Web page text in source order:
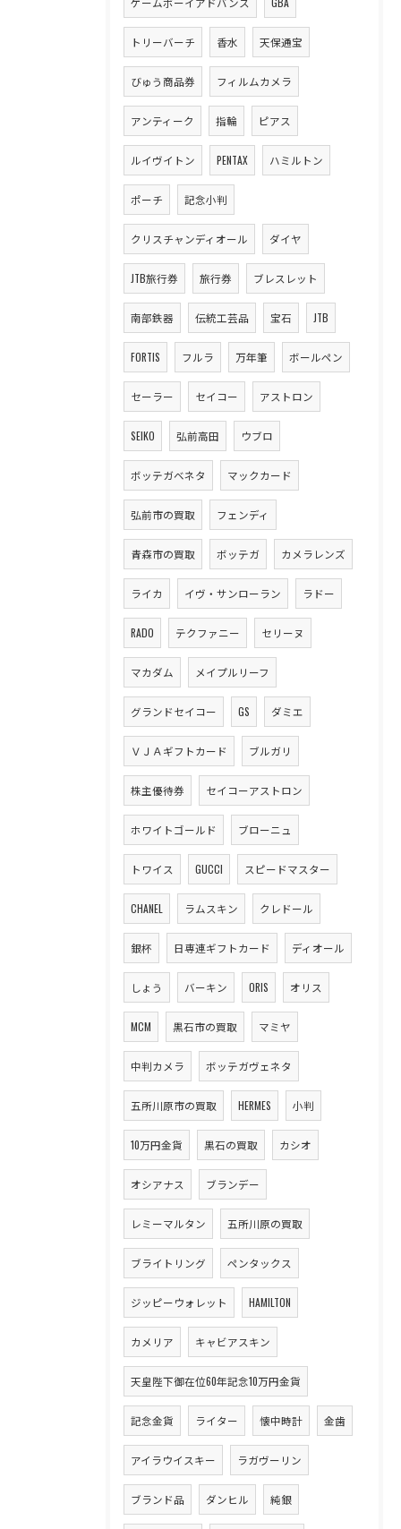
トリーバーチ 香水 天保通宝
びゅう商品券 フィルムカメラ
アンティーク 指輪 ピアス
ルイヴイトン PENTAX ハミルトン
ポーチ 記念小判
クリスチャンディオール ダイヤ
JTB旅行券 旅行券 ブレスレット
南部鉄器 伝統工芸品 宝石 JTB
FORTIS フルラ 万年筆 ボールペン
セーラー セイコー アストロン
SEIKO 弘前高田 ウブロ
ボッテガベネタ マックカード
弘前市の買取 フェンディ
青森市の買取 ボッテガ カメラレンズ
ライカ イヴ・サンローラン ラドー
RADO テクファニー セリーヌ
マカダム メイプルリーフ
グランドセイコー GS ダミエ
ＶＪＡギフトカード ブルガリ
株主優待券 セイコーアストロン
ホワイトゴールド ブローニュ
トワイス GUCCI スピードマスター
CHANEL ラムスキン クレドール
銀杯 日専連ギフトカード ディオール
しょう バーキン ORIS オリス
MCM 黒石市の買取 マミヤ
中判カメラ ボッテガヴェネタ
五所川原市の買取 HERMES 小判
10万円金貨 黒石の買取 カシオ
オシアナス ブランデー
レミーマルタン 五所川原の買取
ブライトリング ペンタックス
ジッピーウォレット HAMILTON
カメリア キャビアスキン
天皇陛下御在位60年記念10万円金貨
記念金貨 ライター 懐中時計 金歯
アイラウイスキー ラガヴーリン
ブランド品 ダンヒル 純銀